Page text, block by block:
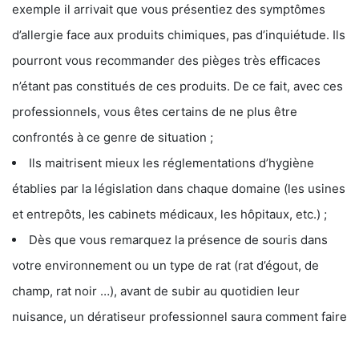
exemple il arrivait que vous présentiez des symptômes
d’allergie face aux produits chimiques, pas d’inquiétude. Ils
pourront vous recommander des pièges très efficaces
n’étant pas constitués de ces produits. De ce fait, avec ces
professionnels, vous êtes certains de ne plus être
confrontés à ce genre de situation ;
Ils maitrisent mieux les réglementations d’hygiène
établies par la législation dans chaque domaine (les usines
et entrepôts, les cabinets médicaux, les hôpitaux, etc.) ;
Dès que vous remarquez la présence de souris dans
votre environnement ou un type de rat (rat d’égout, de
champ, rat noir …), avant de subir au quotidien leur
nuisance, un dératiseur professionnel saura comment faire